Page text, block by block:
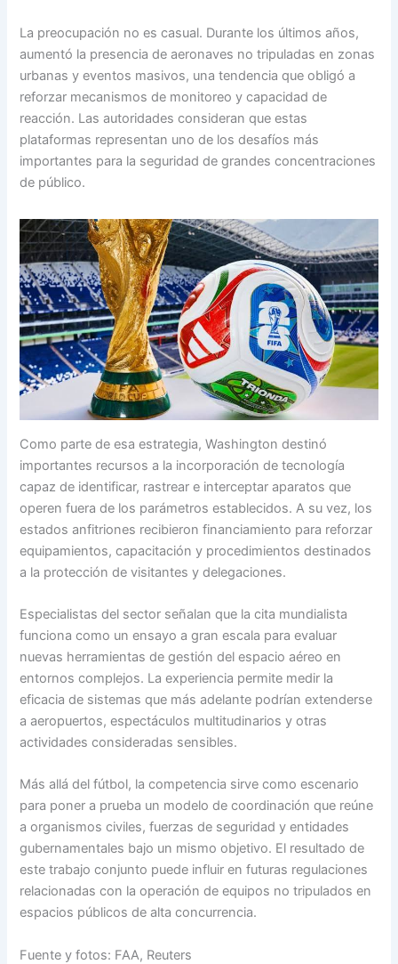
La preocupación no es casual. Durante los últimos años,
aumentó la presencia de aeronaves no tripuladas en zonas
urbanas y eventos masivos, una tendencia que obligó a
reforzar mecanismos de monitoreo y capacidad de
reacción. Las autoridades consideran que estas
plataformas representan uno de los desafíos más
importantes para la seguridad de grandes concentraciones
de público.
Como parte de esa estrategia, Washington destinó
importantes recursos a la incorporación de tecnología
capaz de identificar, rastrear e interceptar aparatos que
operen fuera de los parámetros establecidos. A su vez, los
estados anfitriones recibieron financiamiento para reforzar
equipamientos, capacitación y procedimientos destinados
a la protección de visitantes y delegaciones.
Especialistas del sector señalan que la cita mundialista
funciona como un ensayo a gran escala para evaluar
nuevas herramientas de gestión del espacio aéreo en
entornos complejos. La experiencia permite medir la
eficacia de sistemas que más adelante podrían extenderse
a aeropuertos, espectáculos multitudinarios y otras
actividades consideradas sensibles.
Más allá del fútbol, la competencia sirve como escenario
para poner a prueba un modelo de coordinación que reúne
a organismos civiles, fuerzas de seguridad y entidades
gubernamentales bajo un mismo objetivo. El resultado de
este trabajo conjunto puede influir en futuras regulaciones
relacionadas con la operación de equipos no tripulados en
espacios públicos de alta concurrencia.
Fuente y fotos: FAA, Reuters